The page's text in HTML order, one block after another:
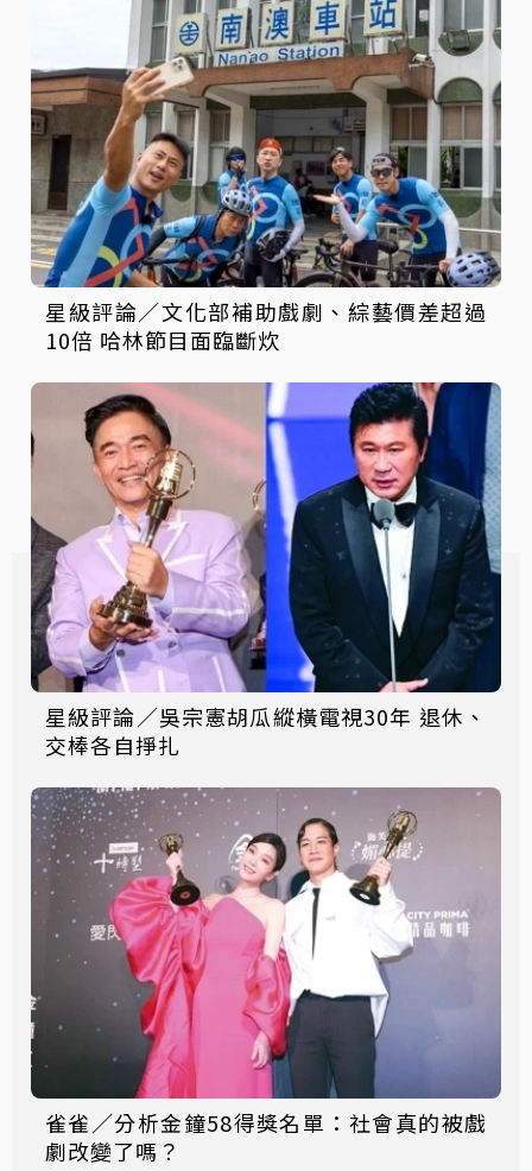
星級評論／文化部補助戲劇、綜藝價差超過
10倍 哈林節目面臨斷炊
星級評論／吳宗憲胡瓜縱橫電視30年 退休、
交棒各自掙扎
雀雀／分析金鐘58得獎名單：社會真的被戲
劇改變了嗎？